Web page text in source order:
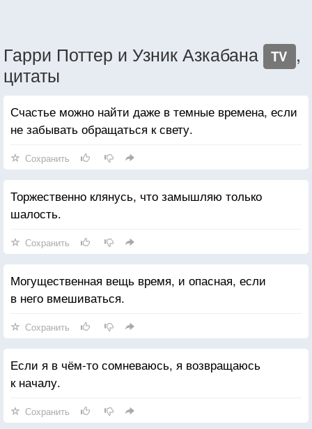
Гарри Поттер и Узник Азкабана TV ,
цитаты
Счастье можно найти даже в темные времена, если
не забывать обращаться к свету.
Сохранить
Торжественно клянусь, что замышляю только
шалость.
Сохранить
Могущественная вещь время, и опасная, если
в него вмешиваться.
Сохранить
Если я в чём-то сомневаюсь, я возвращаюсь
к началу.
Сохранить